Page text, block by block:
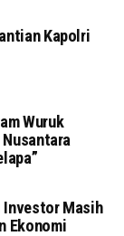
Kapolri
Wuruk
Masih
Ekonomi